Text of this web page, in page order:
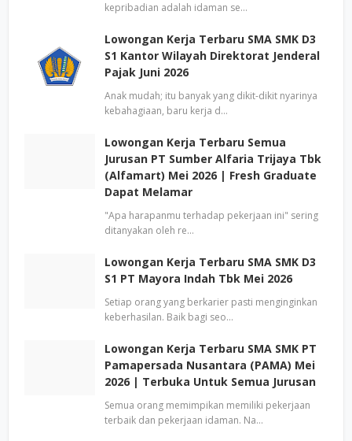
kepribadian adalah idaman se…
Lowongan Kerja Terbaru SMA SMK D3
S1 Kantor Wilayah Direktorat Jenderal
Pajak Juni 2026
Anak mudah; itu banyak yang dikit-dikit nyarinya
kebahagiaan, baru kerja d…
Lowongan Kerja Terbaru Semua
Jurusan PT Sumber Alfaria Trijaya Tbk
(Alfamart) Mei 2026 | Fresh Graduate
Dapat Melamar
"Apa harapanmu terhadap pekerjaan ini" sering
ditanyakan oleh re…
Lowongan Kerja Terbaru SMA SMK D3
S1 PT Mayora Indah Tbk Mei 2026
Setiap orang yang berkarier pasti menginginkan
keberhasilan. Baik bagi seo…
Lowongan Kerja Terbaru SMA SMK PT
Pamapersada Nusantara (PAMA) Mei
2026 | Terbuka Untuk Semua Jurusan
Semua orang memimpikan memiliki pekerjaan
terbaik dan pekerjaan idaman. Na…